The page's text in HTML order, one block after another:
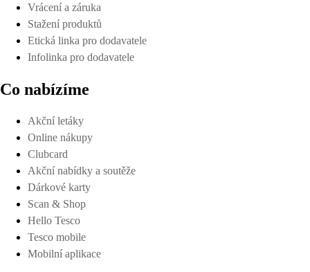
Vrácení a záruka
Stažení produktů
Etická linka pro dodavatele
Infolinka pro dodavatele
Co nabízíme
Akční letáky
Online nákupy
Clubcard
Akční nabídky a soutěže
Dárkové karty
Scan & Shop
Hello Tesco
Tesco mobile
Mobilní aplikace